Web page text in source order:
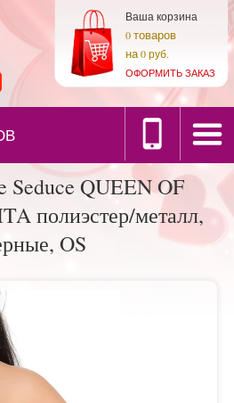
Ваша корзина
0товаров
на0 руб.
ОФОРМИТЬ ЗАКАЗ
QUEEN OF
полиэстер/металл,
OS